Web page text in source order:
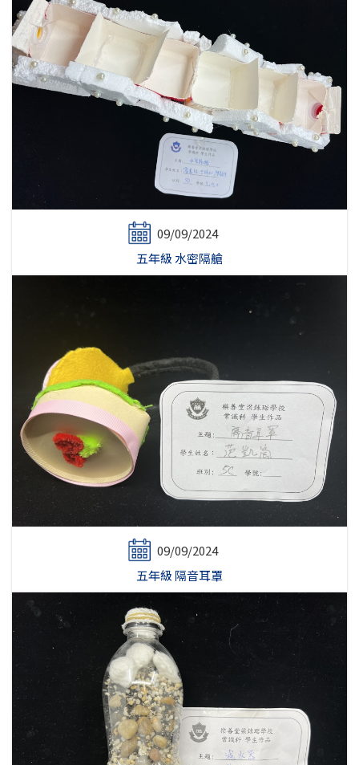
09/09/2024
五年級 水密隔艙
09/09/2024
五年級 隔音耳罩